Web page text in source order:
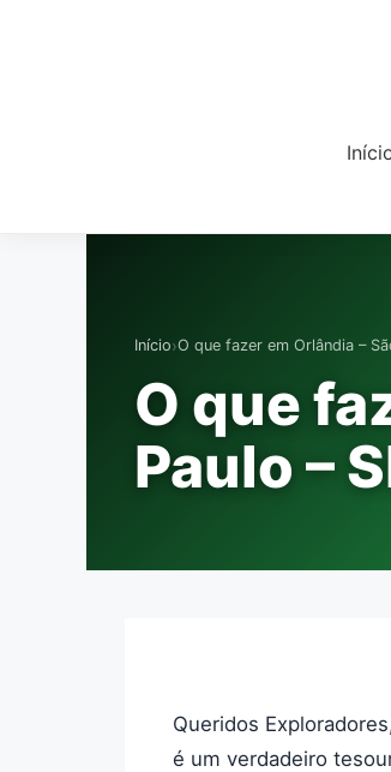
Início›O que fazer em Orlândia –
O que
Paulo –
Queridos
é um verdadeiro